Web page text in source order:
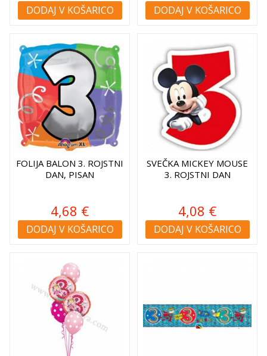
DODAJ V KOŠARICO DODAJ V KOŠARICO
FOLIJA BALON 3. ROJSTNI
DAN, PISAN
4,68 €
DODAJ V KOŠARICO
SVEČKA MICKEY MOUSE
3. ROJSTNI DAN
4,08 €
DODAJ V KOŠARICO